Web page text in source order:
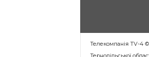
Телекомпанія TV-4
Тернопільської